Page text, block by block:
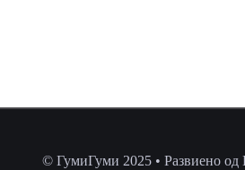
© ГумиГуми 2025 • Развиено од